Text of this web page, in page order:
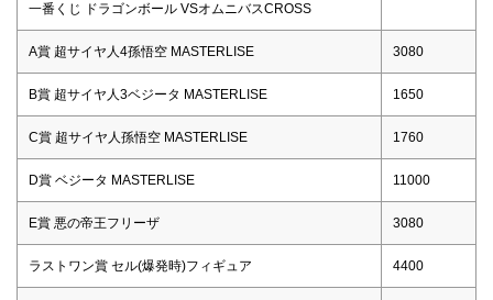
一番くじ ドラゴンボール VSオムニバスCROSS
A賞 超サイヤ人4孫悟空 MASTERLISE 3080
B賞 超サイヤ人3ベジータ MASTERLISE 1650
C賞 超サイヤ人孫悟空 MASTERLISE 1760
D賞 ベジータ MASTERLISE 11000
E賞 悪の帝王フリーザ 3080
ラストワン賞 セル(爆発時)フィギュア 4400